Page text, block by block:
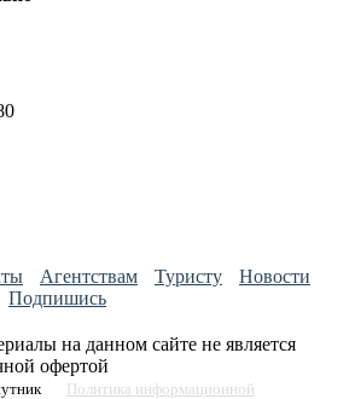
Агентствам Туристу
Новости
Подпишись
на данном сайте не является
офертой
Политика информационной